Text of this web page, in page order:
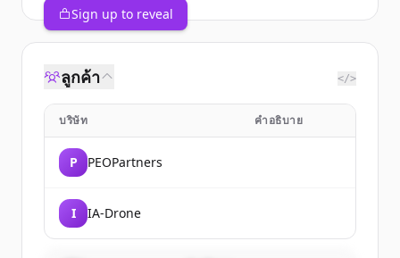
Sign up to reveal
ลูกค้า </>
บริษัท คำอธิบาย
P PEOPartners
I IA-Drone